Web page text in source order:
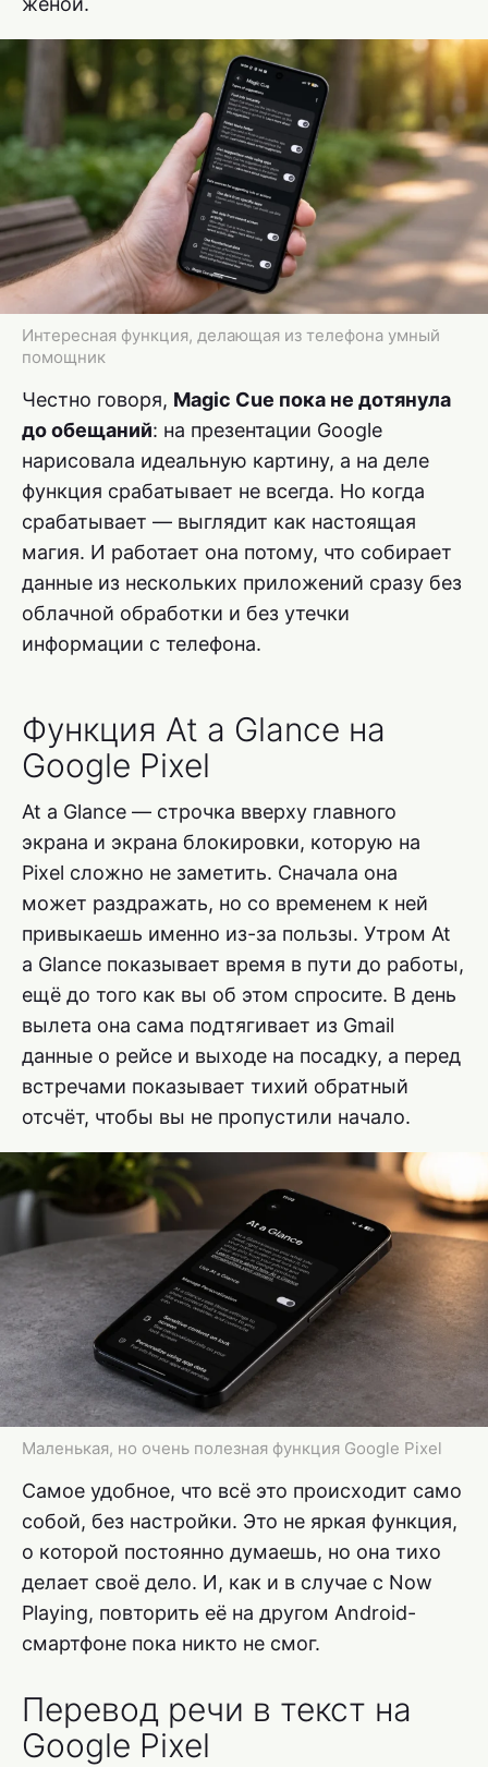
Интересная функция, делающая из телефона умный
помощник
Честно говоря, Magic Cue пока не дотянула
до обещаний: на презентации Google
нарисовала идеальную картину, а на деле
функция срабатывает не всегда. Но когда
срабатывает — выглядит как настоящая
магия. И работает она потому, что собирает
данные из нескольких приложений сразу без
облачной обработки и без утечки
информации с телефона.
Функция At a Glance на
Google Pixel
At a Glance — строчка вверху главного
экрана и экрана блокировки, которую на
Pixel сложно не заметить. Сначала она
может раздражать, но со временем к ней
привыкаешь именно из-за пользы. Утром At
a Glance показывает время в пути до работы,
ещё до того как вы об этом спросите. В день
вылета она сама подтягивает из Gmail
данные о рейсе и выходе на посадку, а перед
встречами показывает тихий обратный
отсчёт, чтобы вы не пропустили начало.
Маленькая, но очень полезная функция Google Pixel
Самое удобное, что всё это происходит само
собой, без настройки. Это не яркая функция,
о которой постоянно думаешь, но она тихо
делает своё дело. И, как и в случае с Now
Playing, повторить её на другом Android-
смартфоне пока никто не смог.
Перевод речи в текст на
Google Pixel